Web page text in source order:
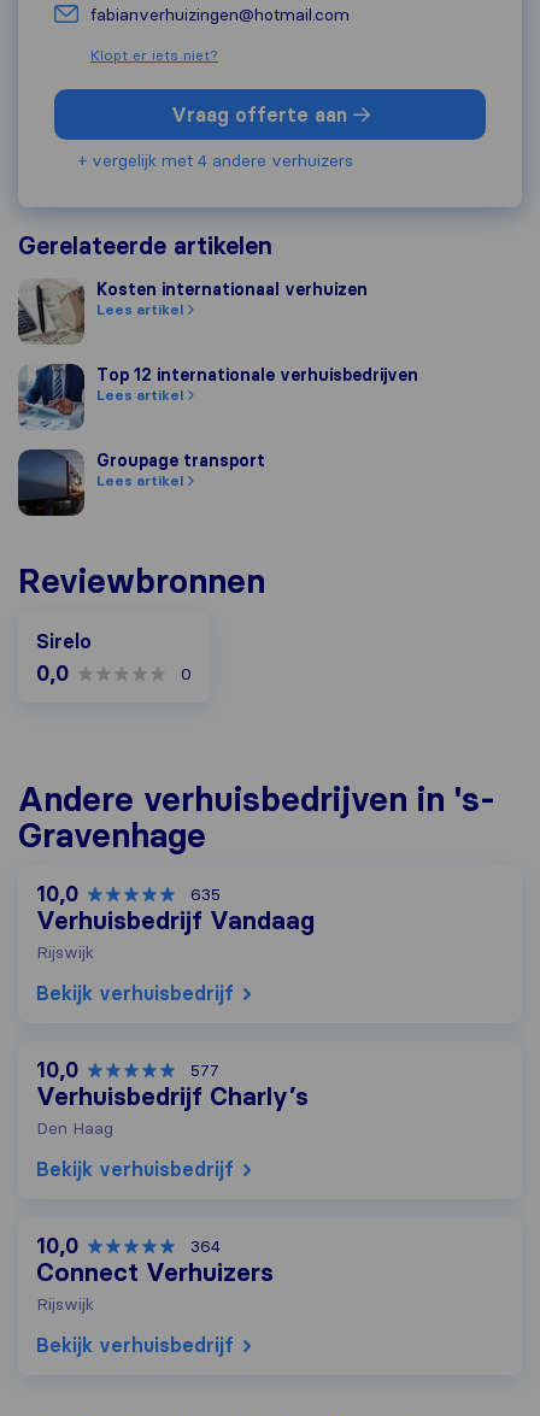
fabianverhuizingen@hotmail.com
Klopt er iets niet?
Vraag offerte aan
+ vergelijk met 4 andere verhuizers
Gerelateerde artikelen
Kosten internationaal verhuizen
Kosten internationaal verhuizen
Lees artikel
Top 12 internationale verhuisbedrijven
Top 12 internationale verhuisbedrijven
Lees artikel
Groupage transport
Groupage transport
Lees artikel
Reviewbronnen
Sirelo
0,0 0
Andere verhuisbedrijven in 's-
Gravenhage
10,0 635
Verhuisbedrijf Vandaag
Rijswijk
Bekijk verhuisbedrijf
10,0 577
Verhuisbedrijf Charly’s
Den Haag
Bekijk verhuisbedrijf
10,0 364
Connect Verhuizers
Rijswijk
Bekijk verhuisbedrijf